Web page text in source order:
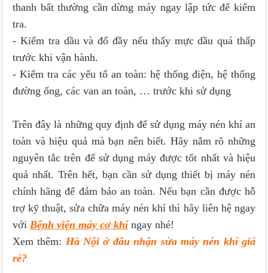
thanh bất thường cần dừng máy ngay lập tức để kiểm
tra.
- Kiểm tra dầu và đổ đầy nếu thấy mực dầu quá thấp
trước khi vận hành.
- Kiểm tra các yếu tố an toàn: hệ thống điện, hệ thống
đường ống, các van an toàn, … trước khi sử dụng
Trên đây là những quy định để sử dụng máy nén khí an
toàn và hiệu quả mà bạn nên biết. Hãy nắm rõ những
nguyên tắc trên để sử dụng máy được tốt nhất và hiệu
quả nhất. Trên hết, bạn cần sử dụng thiết bị máy nén
chính hãng để đảm bảo an toàn. Nếu bạn cần được hỗ
trợ kỹ thuật, sửa chữa máy nén khí thì hãy liên hệ ngay
với Bệnh viện máy cơ khíngay nhé!
Xem thêm: Hà Nội ở đâu nhận sửa máy nén khí giá
rẻ?